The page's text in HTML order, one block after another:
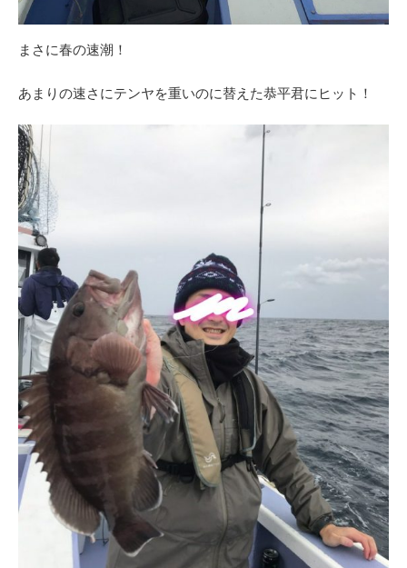
まさに春の速潮！
あまりの速さにテンヤを重いのに替えた恭平君にヒット！